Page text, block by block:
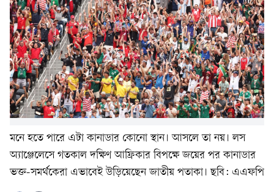
মনে হতে পারে এটা কানাডার কোনো স্থান। আসলে তা নয়। লস
অ্যাঞ্জেলেসে গতকাল দক্ষিণ আফ্রিকার বিপক্ষে জয়ের পর কানাডার
ভক্ত-সমর্থকেরা এভাবেই উড়িয়েছেন জাতীয় পতাকা। ছবি: এএফপি